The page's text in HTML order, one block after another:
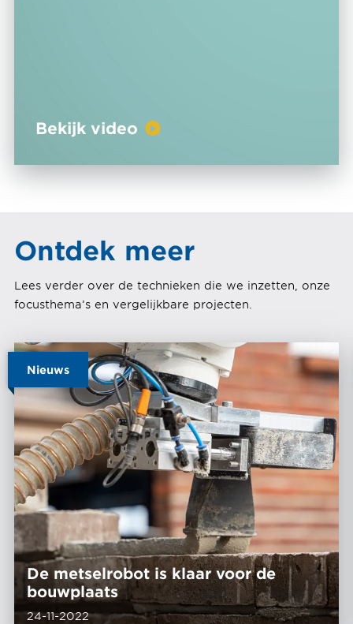
Bekijk video
Ontdek meer
Lees verder over de technieken die we inzetten, onze
focusthema’s en vergelijkbare projecten.
Nieuws
De metselrobot is klaar voor de
bouwplaats
24-11-2022